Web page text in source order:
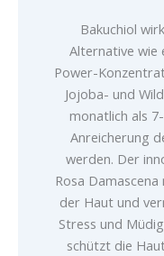
Bakuchiol
Alternative wie
Power-
Jojoba- und
monatlich als
Anreicherung
werden. Der
Rosa
der Haut und
Stress und
schützt die